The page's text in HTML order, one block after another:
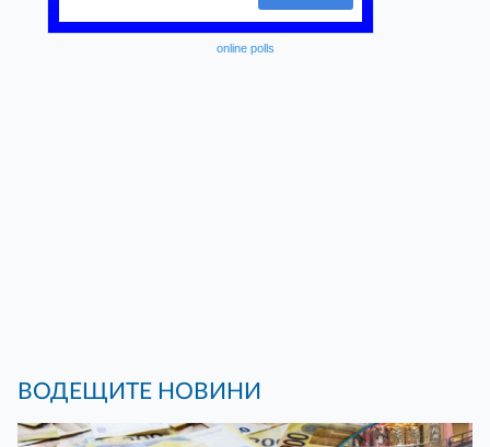
online polls
ВОДЕЩИТЕ НОВИНИ